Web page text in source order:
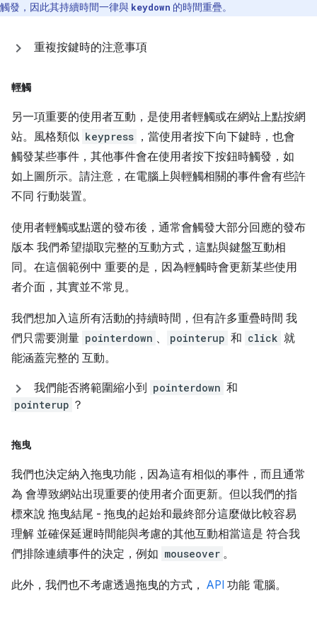
觸發，因此其持續時間一律與 keydown 的時間重疊。
重複按鍵時的注意事項
輕觸
另一項重要的使用者互動，是使用者輕觸或在網站上點按網
站。風格類似 keypress ，當使用者按下向下鍵時，也會
觸發某些事件，其他事件會在使用者按下按鈕時觸發，如
如上圖所示。請注意，在電腦上與輕觸相關的事件會有些許
不同 行動裝置。
使用者輕觸或點選的發布後，通常會觸發大部分回應的發布
版本 我們希望擷取完整的互動方式，這點與鍵盤互動相
同。在這個範例中 重要的是，因為輕觸時會更新某些使用
者介面，其實並不常見。
我們想加入這所有活動的持續時間，但有許多重疊時間 我
們只需要測量 pointerdown 、 pointerup 和 click 就
能涵蓋完整的 互動。
我們能否將範圍縮小到 pointerdown 和
pointerup ？
拖曳
我們也決定納入拖曳功能，因為這有相似的事件，而且通常
為 會導致網站出現重要的使用者介面更新。但以我們的指
標來說 拖曳結尾 - 拖曳的起始和最終部分這麼做比較容易
理解 並確保延遲時間能與考慮的其他互動相當這是 符合我
們排除連續事件的決定，例如 mouseover 。
此外，我們也不考慮透過拖曳的方式， API 功能 電腦。